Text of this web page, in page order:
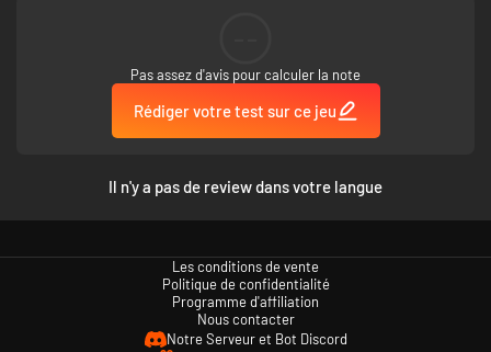
Pas assez d'avis pour calculer la note
Rédiger votre test sur ce jeu
Il n'y a pas de review dans votre langue
Les conditions de vente
Politique de confidentialité
Programme d'affiliation
Nous contacter
Notre Serveur et Bot Discord